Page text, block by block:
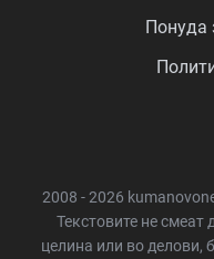
Понуда
2008 - 2026
Текстовите не смеат
целина или во делови,